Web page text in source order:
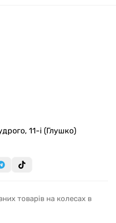
11-i (Глушко)
товарів на колесах в